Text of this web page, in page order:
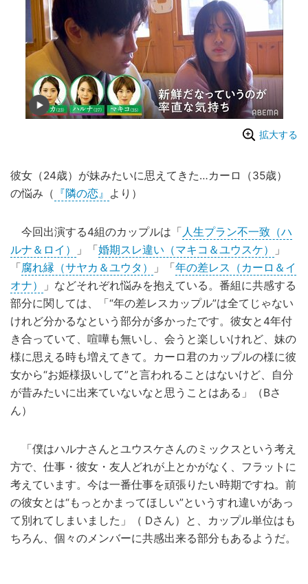
拡大する
彼女（24歳）が妹みたいに思えてきた…カーロ（35歳）
の悩み（ 『隣の恋』 より）
今回出演する4組のカップルは「 人生プラン不一致（ハ
ルナ＆ロイ）
」「婚期スレ違い（マキコ＆ユウスケ）
」
「腐れ縁（サヤカ＆ユウタ） 」「年の差レス（カーロ＆イ
オナ）
」などそれぞれ悩みを抱えている。番組に共感する
部分に関しては、「“年の差レスカップル”は全てじゃない
けれど分かるなという部分が多かったです。彼女と4年付
き合っていて、喧嘩も無いし、会うと楽しいけれど、妹の
様に思える時も増えてきて。カーロ君のカップルの様に彼
女から“お姫様扱いして”と言われることはないけど、自分
が昔みたいに出来ていないなと思うことはある」（Bさ
ん）
「僕はハルナさんとユウスケさんのミックスという考え
方で、仕事・彼女・友人どれが上とかがなく、フラットに
考えています。今は一番仕事を頑張りたい時期ですね。前
の彼女とは“もっとかまってほしい”というすれ違いがあっ
て別れてしまいました」（ Dさん）と、カップル単位はも
ちろん、個々のメンバーに共感出来る部分もあるようだ。